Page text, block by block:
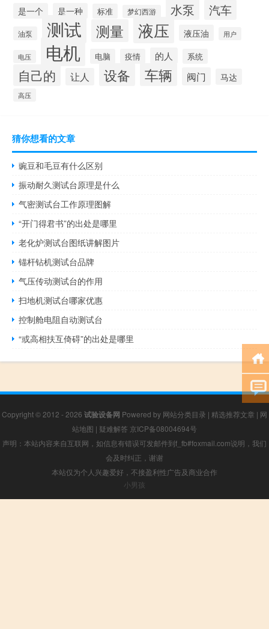
是一个 是一种 标准 梦幻西游 水泵 汽车
油泵 测试 测量 液压 液压油 用户
电压 电机 电脑 疫情 的人 系统
自己的 让人 设备 车辆 阀门 马达
高压
猜你想看的文章
豌豆和毛豆有什么区别
振动耐久测试台原理是什么
气密测试台工作原理图解
“开门得君书”的出处是哪里
老化炉测试台图纸讲解图片
锚杆钻机测试台品牌
气压传动测试台的作用
扫地机测试台哪家优惠
控制舱电阻自动测试台
“或高相扶互倚碍”的出处是哪里
Copyright © 2012 - 2026 试验设备网 Powered by 网站分类目录 | 精选推荐文章 | 网
站地图 | 疑难解答 京ICP备08004694号
声明：本站内容来自互联网，如信息有错误可发邮件到f_fb#foxmail.com说明，我们
会及时纠正，谢谢
本站仅为个人兴趣爱好，不接盈利性广告及商业合作
小男孩